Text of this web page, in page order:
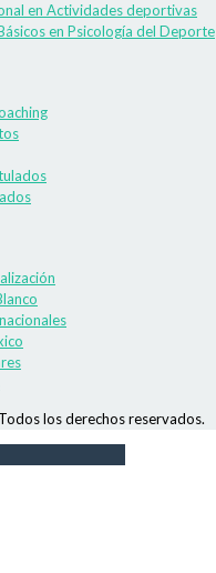
en Actividades deportivas
en Psicología del Deporte
los derechos reservados.